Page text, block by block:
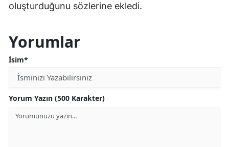
oluşturduğunu sözlerine ekledi.
Yorumlar
İsim*
Yorum Yazın (500 Karakter)